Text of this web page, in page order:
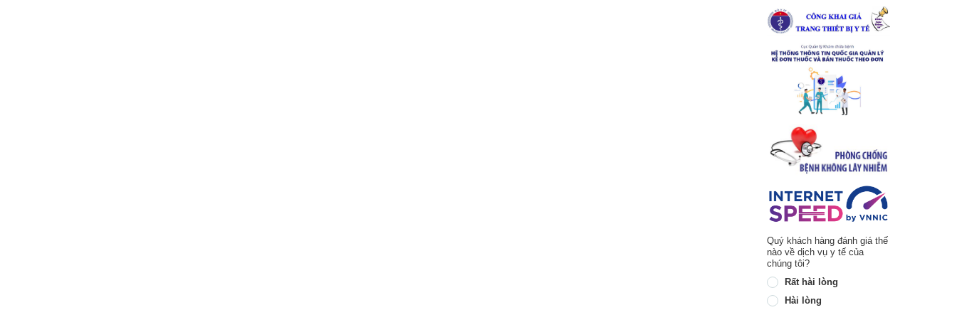
Quý khách hàng đánh giá thế
nào về dịch vụ y tế của
chúng tôi?
Rất hài lòng
Hài lòng